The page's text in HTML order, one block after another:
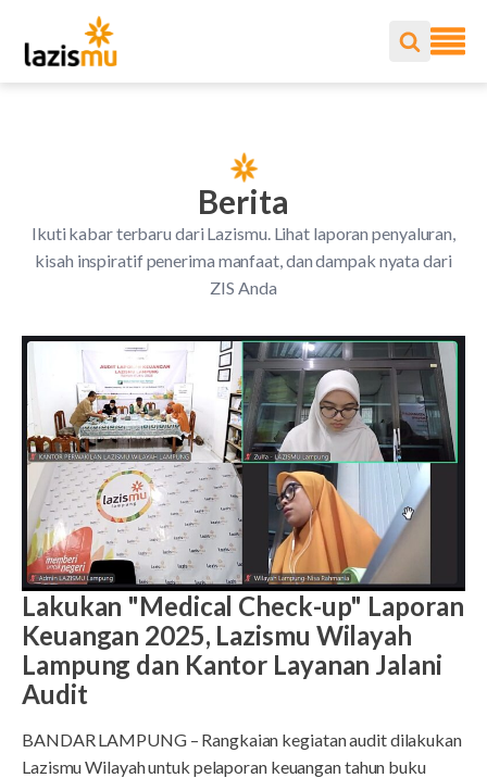
Berita
Ikuti kabar terbaru dari Lazismu. Lihat laporan penyaluran,
kisah inspiratif penerima manfaat, dan dampak nyata dari
ZIS Anda
Lakukan "Medical Check-up" Laporan
Keuangan 2025, Lazismu Wilayah
Lampung dan Kantor Layanan Jalani
Audit
BANDAR LAMPUNG – Rangkaian kegiatan audit dilakukan
Lazismu Wilayah untuk pelaporan keuangan tahun buku